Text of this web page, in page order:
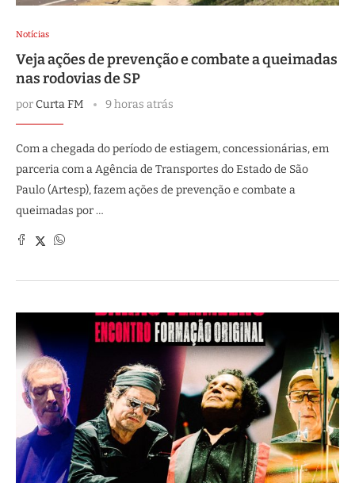
Notícias
Veja ações de prevenção e combate a queimadas
nas rodovias de SP
porCurta FM 9 horas atrás
Com a chegada do período de estiagem, concessionárias, em
parceria com a Agência de Transportes do Estado de São
Paulo (Artesp), fazem ações de prevenção e combate a
queimadas por …